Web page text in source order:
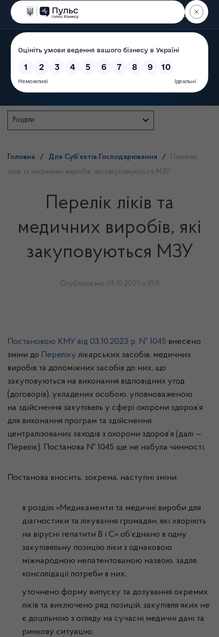
Пошук
Розділи
Головна / Для Суб’єктів Господарювання /
Перелік
ліків та медичних виробів, які закуповуються МЗУ
Перелік ліків та
медичних виробів, які
закуповуються МЗУ
Опубліковано 05.10.2023 о 10:11
Постановою КМУ від 03.10.2023 р. № 1045 внесено
зміни до Переліку лікарських засобів, медичних
виробів та допоміжних засобів до них, що
закуповуються на виконання відповідних угод
(договорів), укладених особою, уповноваженою
на здійснення закупівель у сфері охорони здоров’я
для виконання програм та здійснення
централізованих заходів з охорони здоров’я (далі —
Перелік). Постанова № 1045 ще не набула чинності.
Постанова вносить, зокрема, наступні зміни:
в розділі «Медикаменти та медичні вироби для
діагностики та лікування громадян, які хворіють
на вірусні гепатити В і С» об’єднано в одну
закупівельну позицію ліки з однаковою
міжнародною непатентованою назвою, задля
консолідації потреби в них;
уточнено форму випуску та дозування окремих
ліків та виключено ряд позицій, закупівля яких не
є доцільною з огляду на сучасні медичні дані та
ринкову ситуацію;